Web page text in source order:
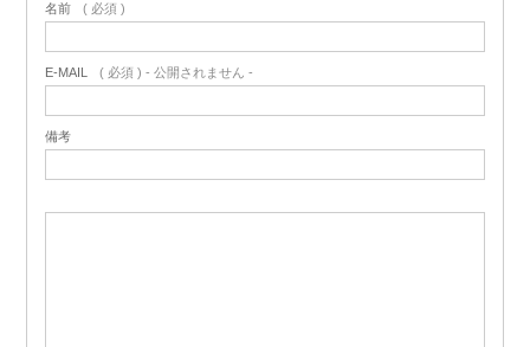
名前 ( 必須 )
E-MAIL ( 必須 ) - 公開されません -
備考